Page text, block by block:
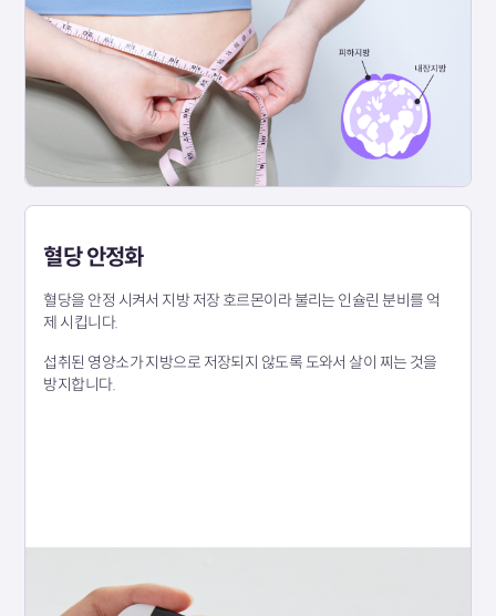
혈당 안정화
혈당을 안정 시켜서 지방 저장 호르몬이라 불리는 인슐린 분비를 억
제 시킵니다.
섭취된 영양소가 지방으로 저장되지 않도록 도와서 살이 찌는 것을
방지합니다.